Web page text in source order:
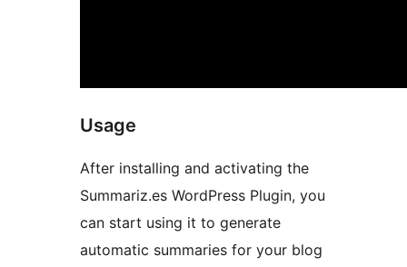
Usage
After installing and activating the
Summariz.es WordPress Plugin, you
can start using it to generate
automatic summaries for your blog